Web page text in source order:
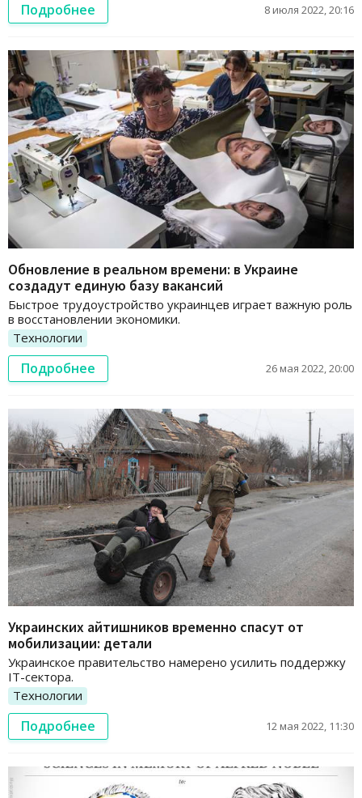
Подробнее 8 июля 2022, 20:16
Обновление в реальном времени: в Украине
создадут единую базу вакансий
Быстрое трудоустройство украинцев играет важную роль
в восстановлении экономики.
Технологии
Подробнее 26 мая 2022, 20:00
Украинских айтишников временно спасут от
мобилизации: детали
Украинское правительство намерено усилить поддержку
ІТ-сектора.
Технологии
Подробнее 12 мая 2022, 11:30